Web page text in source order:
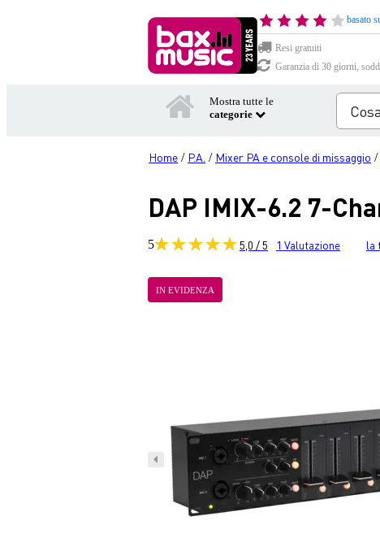
basato
Resi gratuiti
Garanzia di 30 giorni,
Mostra tutte le
categorie
Home / P.A. / Mixer PA e console di missaggio /
DAP IMIX-6.2 7-
5 5,0 / 5 1 Valutazione la
IN EVIDENZA